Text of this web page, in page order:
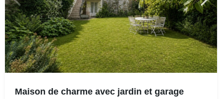
Maison de charme avec jardin et garage